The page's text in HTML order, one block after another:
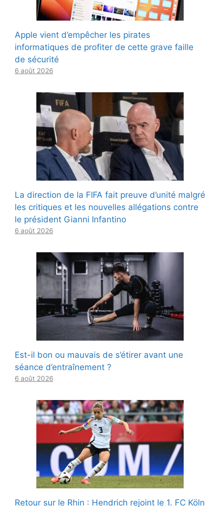
Apple vient d’empêcher les pirates
informatiques de profiter de cette grave faille
de sécurité
6 août 2026
La direction de la FIFA fait preuve d’unité malgré
les critiques et les nouvelles allégations contre
le président Gianni Infantino
6 août 2026
Est-il bon ou mauvais de s’étirer avant une
séance d’entraînement ?
6 août 2026
Retour sur le Rhin : Hendrich rejoint le 1. FC Köln